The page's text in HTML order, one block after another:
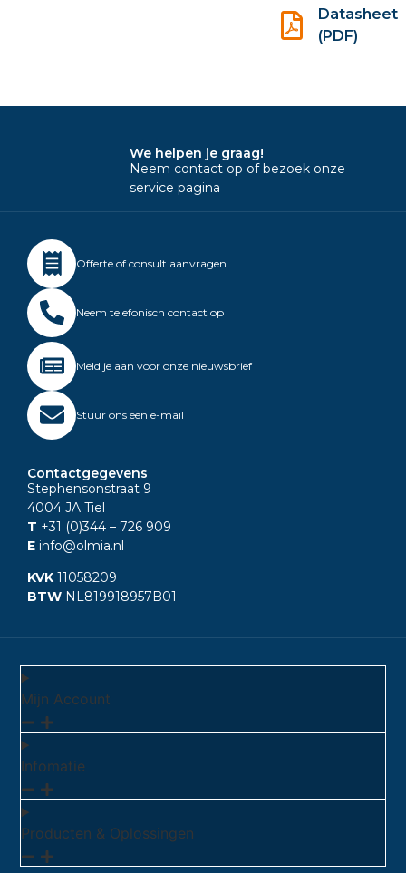
Datasheet
(PDF)
We helpen je graag!
Neem contact op of bezoek onze
service pagina
Offerte of consult aanvragen
Neem telefonisch contact op
Meld je aan voor onze nieuwsbrief
Stuur ons een e-mail
Contactgegevens
Stephensonstraat 9
4004 JA Tiel
T +31 (0)344 – 726 909
E info@olmia.nl
KVK 11058209
BTW NL819918957B01
Mijn Account
Infomatie
Producten & Oplossingen